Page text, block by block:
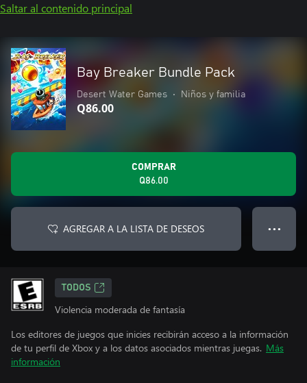
Saltar al contenido principal
Bay Breaker Bundle Pack
Desert Water Games • Niños y familia
Q86.00
COMPRAR
Q86.00
AGREGAR A LA LISTA DE DESEOS ● ● ●
TODOS
Violencia moderada de fantasía
Los editores de juegos que inicies recibirán acceso a la información
de tu perfil de Xbox y a los datos asociados mientras juegas. Más
información